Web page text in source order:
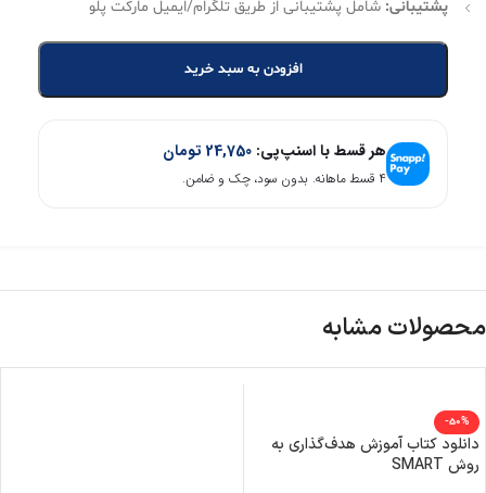
پشتیبانی: شامل پشتیبانی از طریق تلگرام/ایمیل مارکت پلو
افزودن به سبد خرید
هر قسط با اسنپ‌پی: 24,750 تومان
۴ قسط ماهانه. بدون سود، چک و ضامن.
محصولات مشابه
-50%
دانلود کتاب آموزش هدف‌گذاری به
روش SMART